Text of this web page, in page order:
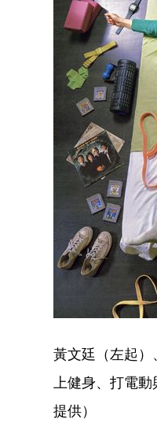
黃文廷（左起
上健身、打電
提供）